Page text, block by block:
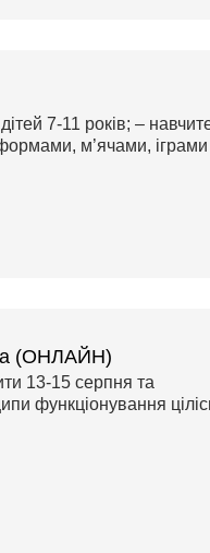
7-11 років; –
м’ячами, іграми
(ОНЛАЙН)
13-15 серпня та
функціонування